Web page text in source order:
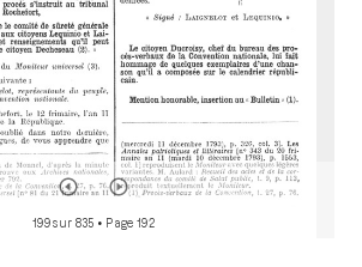
199 sur 835 • Page 192